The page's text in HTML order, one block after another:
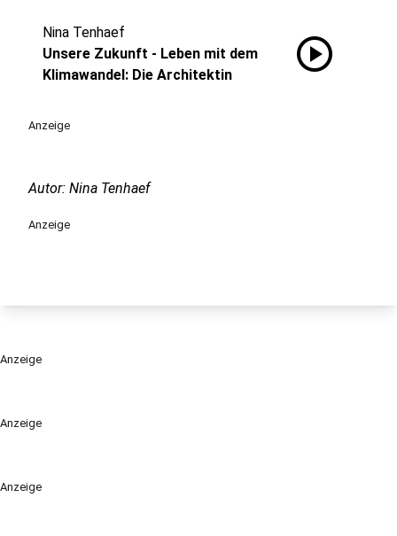
Anzeige
Anzeige
Nina Tenhaef
Unsere Zukunft - Leben mit dem
Klimawandel: Die Architektin
play_circle
Anzeige
Autor: Nina Tenhaef
Anzeige
Anzeige